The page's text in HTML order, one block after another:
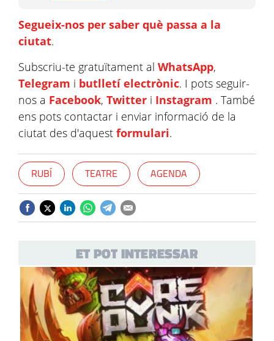
Segueix-nos per saber què passa a la
ciutat.
Subscriu-te gratuïtament al WhatsApp,
Telegram i butlletí electrònic. I pots seguir-
nos a Facebook, Twitter i Instagram . També
ens pots contactar i enviar informació de la
ciutat des d'aquest formulari.
RUBÍ TEATRE AGENDA
ET POT INTERESSAR